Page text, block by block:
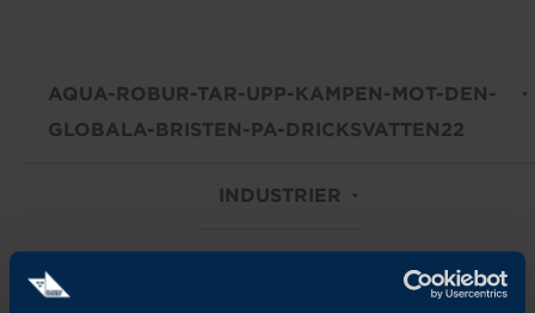
AQUA-ROBUR-TAR-UPP-KAMPEN-MOT-DEN-
GLOBALA-BRISTEN-PA-DRICKSVATTEN22
INDUSTRIER